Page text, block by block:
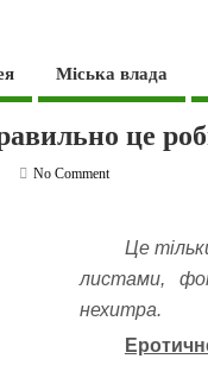
Міська влада
це
No Comment
Це
листами,
нехитра.